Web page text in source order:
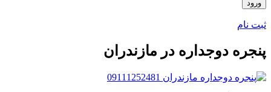
ثبت نام
پنجره دوجداره در مازندران